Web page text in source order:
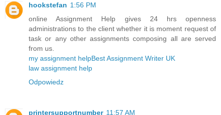
hookstefan 1:56 PM
online Assignment Help gives 24 hrs openness
administrations to the client whether it is moment request of
task or any other assignments composing all are served
from us.
my assignment helpBest Assignment Writer UK
law assignment help
Odpowiedz
printersupportnumber 11:57 AM